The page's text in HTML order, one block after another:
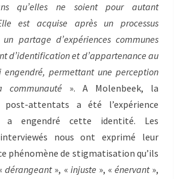
qu’elles ne soient pour autant
est acquise après un processus
partage d’expériences communes
d’identification et d’appartenance au
engendré, permettant une perception
communauté ». A Molenbeek, la
post-attentats a été l’expérience
a engendré cette identité. Les
nous ont exprimé leur
phénomène de stigmatisation qu’ils
dérangeant», « injuste », « énervant»,